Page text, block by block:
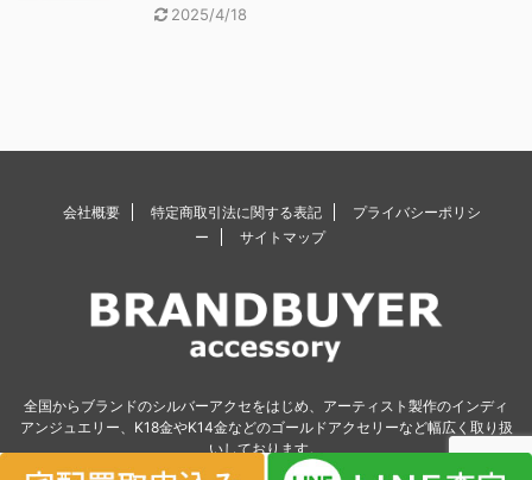
2025/4/18
会社概要 特定商取引法に関する表記
プライバシーポリシ
ー
サイトマップ
全国からブランドのシルバーアクセをはじめ、アーティスト製作のインディ
アンジュエリー、K18金やK14金などのゴールドアクセリーなど幅広く取り扱
いしております。